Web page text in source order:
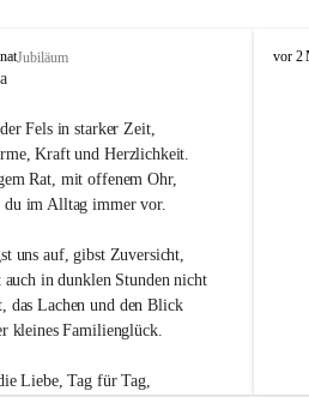
Jubiläum
Fels in starker Zeit,
Kraft und Herzlichkeit.
Rat, mit offenem Ohr,
du im Alltag immer vor.
uns auf, gibst Zuversicht,
auch in dunklen Stunden nicht
das Lachen und den Blick
kleines Familienglück.
Liebe, Tag für Tag,
O
vor 2